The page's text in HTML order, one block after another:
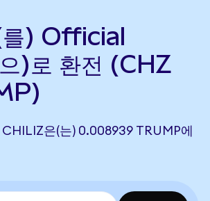
) Official
)로 환전 (CHZ
은(는) 0.008939 TRUMP에